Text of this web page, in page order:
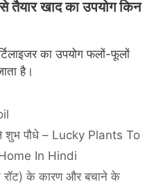
तैयार खाद का उपयोग किन
का उपयोग फलों-फूलों
है।
शुभ पौधे – Lucky Plants To
In Hindi
रॉट) के कारण और बचाने के